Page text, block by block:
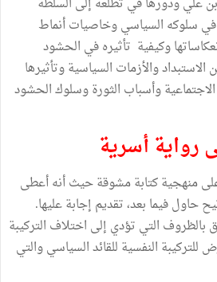
في سلوكه السياسي وخاصيات أنماط
وكيفية تأثيره في الحشود
والأزمات السياسية وتأثيرها
وأسباب الثورة وسلوك الحشود
رواية أسرية
منهجية كتابة مشوقة حيث أنه أعطى
حاول فيما بعد، تقديم إجابة عليها.
بالظروف التي تؤدي إلى اختلاف التركيبة
النفسية للقائد السياسي والتي